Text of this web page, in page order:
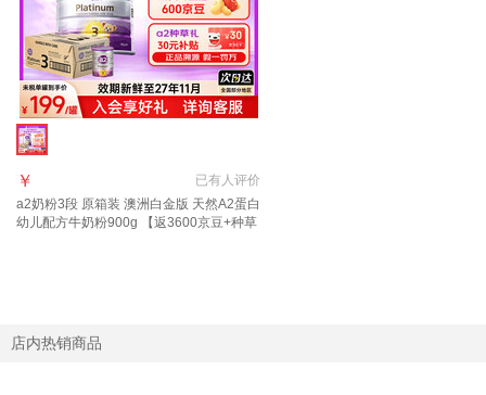
已有人评价
￥
a2奶粉3段 原箱装 澳洲白金版 天然A2蛋白
幼儿配方牛奶粉900g 【返3600京豆+种草
店内热销商品